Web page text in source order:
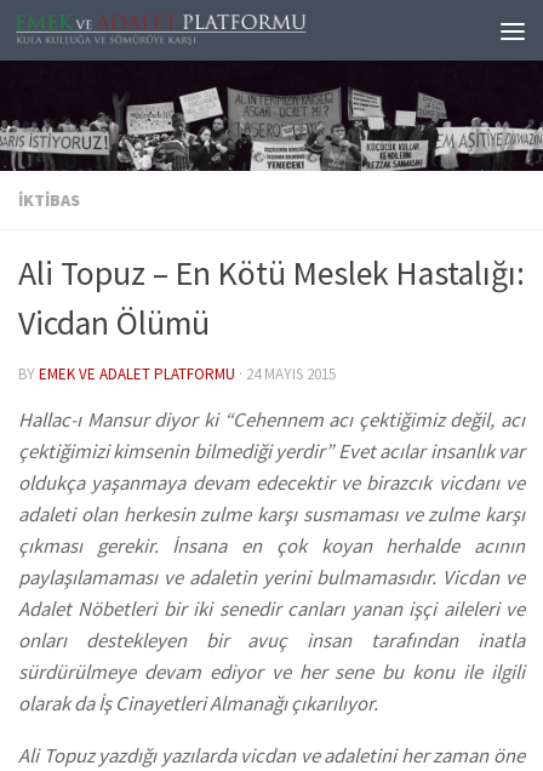
Skip to content
İKTIBAS
Ali Topuz – En Kötü Meslek Hastalığı:
Vicdan Ölümü
BYEMEK VE ADALET PLATFORMU · 24 MAYIS 2015
Hallac-ı Mansur diyor ki “Cehennem acı çektiğimiz değil, acı
çektiğimizi kimsenin bilmediği yerdir” Evet acılar insanlık var
oldukça yaşanmaya devam edecektir ve birazcık vicdanı ve
adaleti olan herkesin zulme karşı susmaması ve zulme karşı
çıkması gerekir. İnsana en çok koyan herhalde acının
paylaşılamaması ve adaletin yerini bulmamasıdır. Vicdan ve
Adalet Nöbetleri bir iki senedir canları yanan işçi aileleri ve
onları destekleyen bir avuç insan tarafından inatla
sürdürülmeye devam ediyor ve her sene bu konu ile ilgili
olarak da İş Cinayetleri Almanağı çıkarılıyor.
Ali Topuz yazdığı yazılarda vicdan ve adaletini her zaman öne